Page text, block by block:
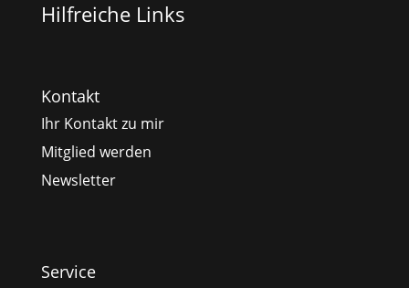
Hilfreiche Links
Kontakt
Ihr Kontakt zu mir
Mitglied werden
Newsletter
Service